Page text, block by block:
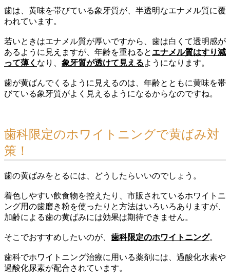
歯は、黄味を帯びている象牙質が、半透明なエナメル質に覆
われています。
若いときはエナメル質が厚いですから、歯は白くて透明感が
あるように見えますが、年齢を重ねると エナメル質はすり減
って薄く なり、 象牙質が透けて見えるようになります。
歯が黄ばんでくるように見えるのは、年齢とともに黄味を帯
びている象牙質がよく見えるようになるからなのですね。
歯科限定のホワイトニングで黄ばみ対
策！
歯の黄ばみをとるには、どうしたらいいのでしょう。
着色しやすい飲食物を控えたり、市販されているホワイトニ
ング用の歯磨き粉を使ったりと方法はいろいろありますが、
加齢による歯の黄ばみには効果は期待できません。
そこでおすすめしたいのが、 歯科限定のホワイトニング。
歯科でホワイトニング治療に用いる薬剤には、過酸化水素や
過酸化尿素が配合されています。